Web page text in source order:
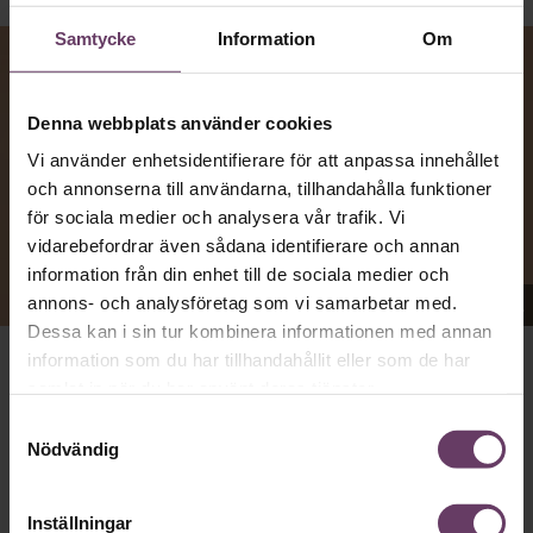
Samtycke Information Om
Denna webbplats använder cookies
Vi använder enhetsidentifierare för att anpassa innehållet
och annonserna till användarna, tillhandahålla funktioner
för sociala medier och analysera vår trafik. Vi
vidarebefordrar även sådana identifierare och annan
information från din enhet till de sociala medier och
annons- och analysföretag som vi samarbetar med.
Dessa kan i sin tur kombinera informationen med annan
information som du har tillhandahållit eller som de har
Nödvändig
Inställningar
Appen Sinceerly imiterar vd:ars kortfattade språk.
VD:AR KAN VARA SVÅRAatt nå och besvarar inte alltid
Harvard Business School kom på ett trick: Han skapade
en app som imiterar toppchefernas sätt att skriva, med
meddelanden bestående av en enda rad.